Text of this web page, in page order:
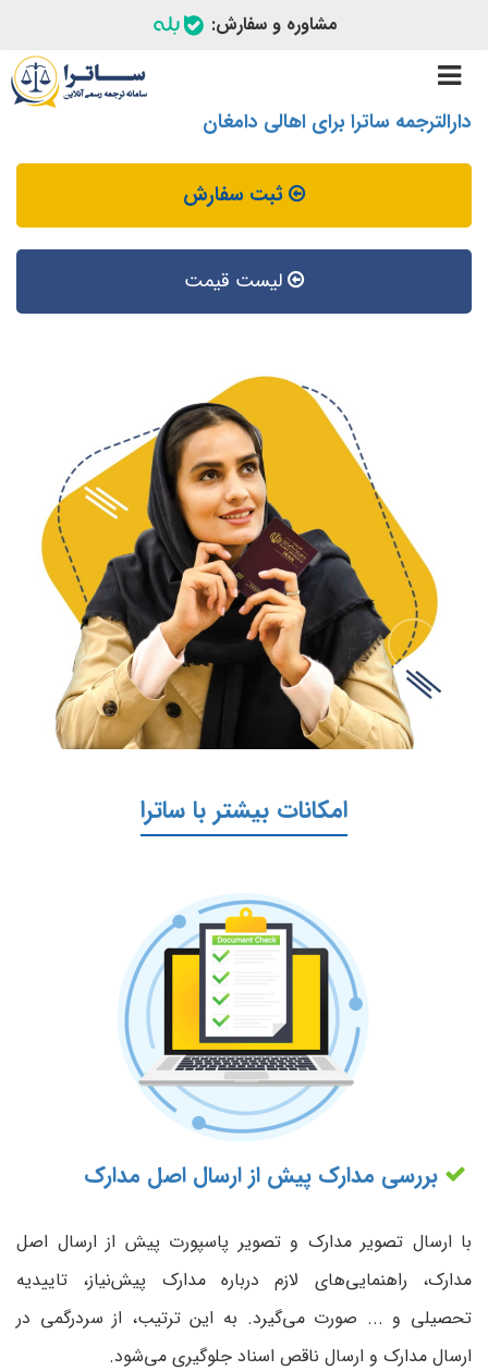
مشاوره و سفارش:
Toggle
navigation
دارالترجمه ساترا برای اهالی دامغان
ثبت سفارش
لیست قیمت
امکانات بیشتر با ساترا
بررسی مدارک پیش از ارسال اصل مدارک
با ارسال تصویر مدارک و تصویر پاسپورت پیش از ارسال اصل
مدارک، راهنمایی‌های لازم درباره مدارک پیش‌نیاز، تاییدیه
تحصیلی و ... صورت می‌گیرد. به این ترتیب، از سردرگمی در
ارسال مدارک و ارسال ناقص اسناد جلوگیری می‌شود.